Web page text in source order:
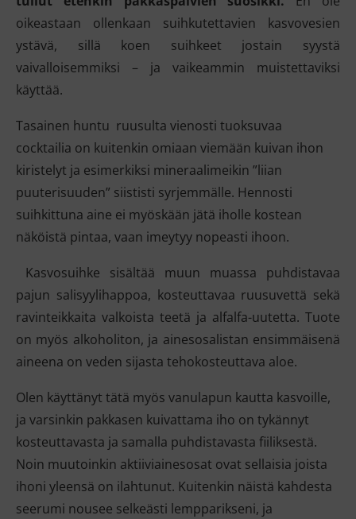
oikeastaan ollenkaan suihkutettavien kasvovesien
ystävä, sillä koen suihkeet jostain syystä
vaivalloisemmiksi – ja vaikeammin muistettaviksi
käyttää.
Tasainen huntu ruusulta vienosti tuoksuvaa
cocktailia on kuitenkin omiaan viemään kuivan ihon
kiristelyt ja esimerkiksi mineraalimeikin ”liian
puuterisuuden” siististi syrjemmälle. Hennosti
suihkittuna aine ei myöskään jätä iholle kostean
näköistä pintaa, vaan imeytyy nopeasti ihoon.
Kasvosuihke sisältää muun muassa puhdistavaa
pajun salisyylihappoa, kosteuttavaa ruusuvettä sekä
ravinteikkaita valkoista teetä ja alfalfa-uutetta. Tuote
on myös alkoholiton, ja ainesosalistan ensimmäisenä
aineena on veden sijasta tehokosteuttava aloe.
Olen käyttänyt tätä myös vanulapun kautta kasvoille,
ja varsinkin pakkasen kuivattama iho on tykännyt
kosteuttavasta ja samalla puhdistavasta fiiliksestä.
Noin muutoinkin aktiiviainesosat ovat sellaisia joista
ihoni yleensä on ilahtunut. Kuitenkin näistä kahdesta
seerumi nousee selkeästi lempparikseni, ja